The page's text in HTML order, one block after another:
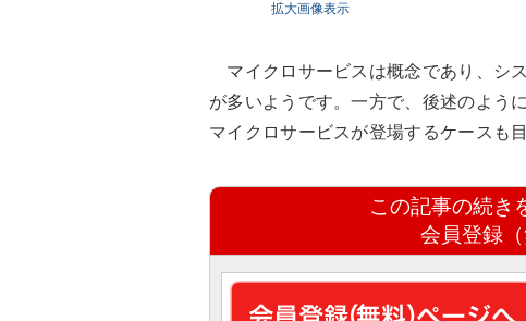
拡大画像表示
マイクロサービスは概念であり、シ
が多いようです。一方で、後述のよう
マイクロサービスが登場するケースも
この記事の続き
会員登録